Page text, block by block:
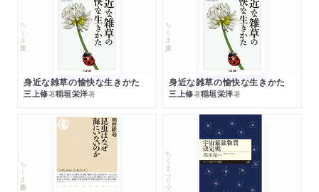
ちくま文庫
身近な雑草の愉快な生きかた
三上修著稲垣栄洋著
ちくま文庫
身近な雑草の愉快な生きかた
三上修著稲垣栄洋著
ちくま新書 ちくまプリマー新書